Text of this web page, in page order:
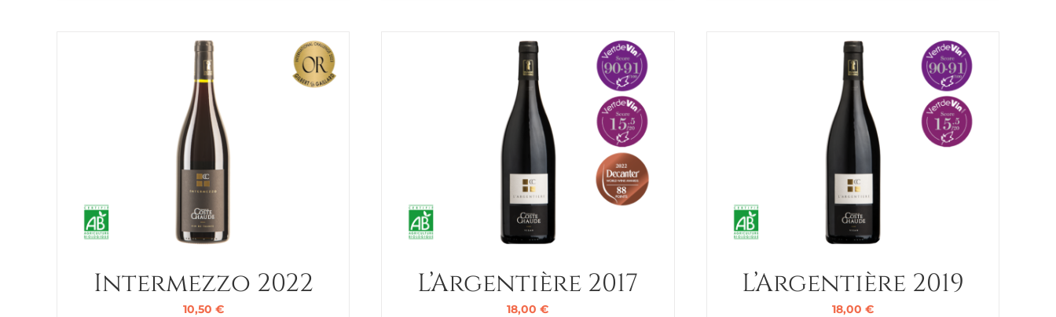
Intermezzo 2022
10,50 €
L’Argentière 2017
18,00 €
L’Argentière 2019
18,00 €